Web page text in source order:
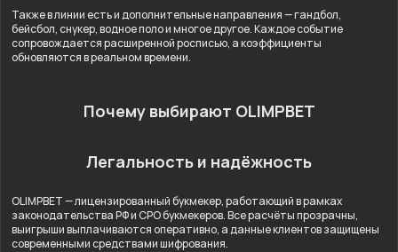
Также в линии есть и дополнительные направления — гандбол,
бейсбол, снукер, водное поло и многое другое. Каждое событие
сопровождается расширенной росписью, а коэффициенты
обновляются в реальном времени.
Почему выбирают OLIMPBET
Легальность и надёжность
OLIMPBET — лицензированный букмекер, работающий в рамках
законодательства РФ и СРО букмекеров. Все расчёты прозрачны,
выигрыши выплачиваются оперативно, а данные клиентов защищены
современными средствами шифрования.